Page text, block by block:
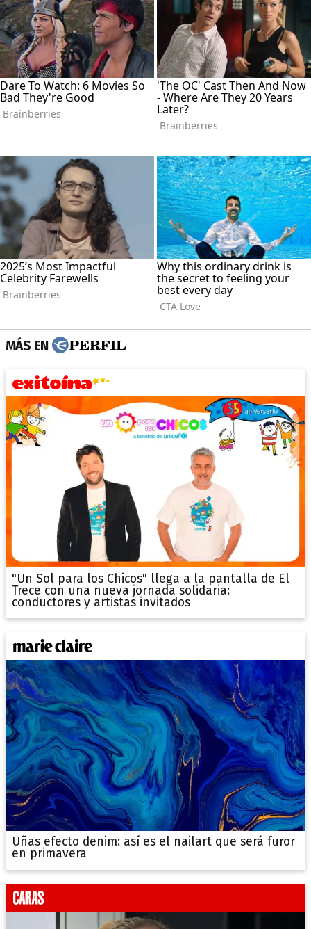
MÁS EN
"Un Sol para los Chicos" llega a la pantalla de El
Trece con una nueva jornada solidaria:
conductores y artistas invitados
Uñas efecto denim: así es el nailart que será furor
en primavera